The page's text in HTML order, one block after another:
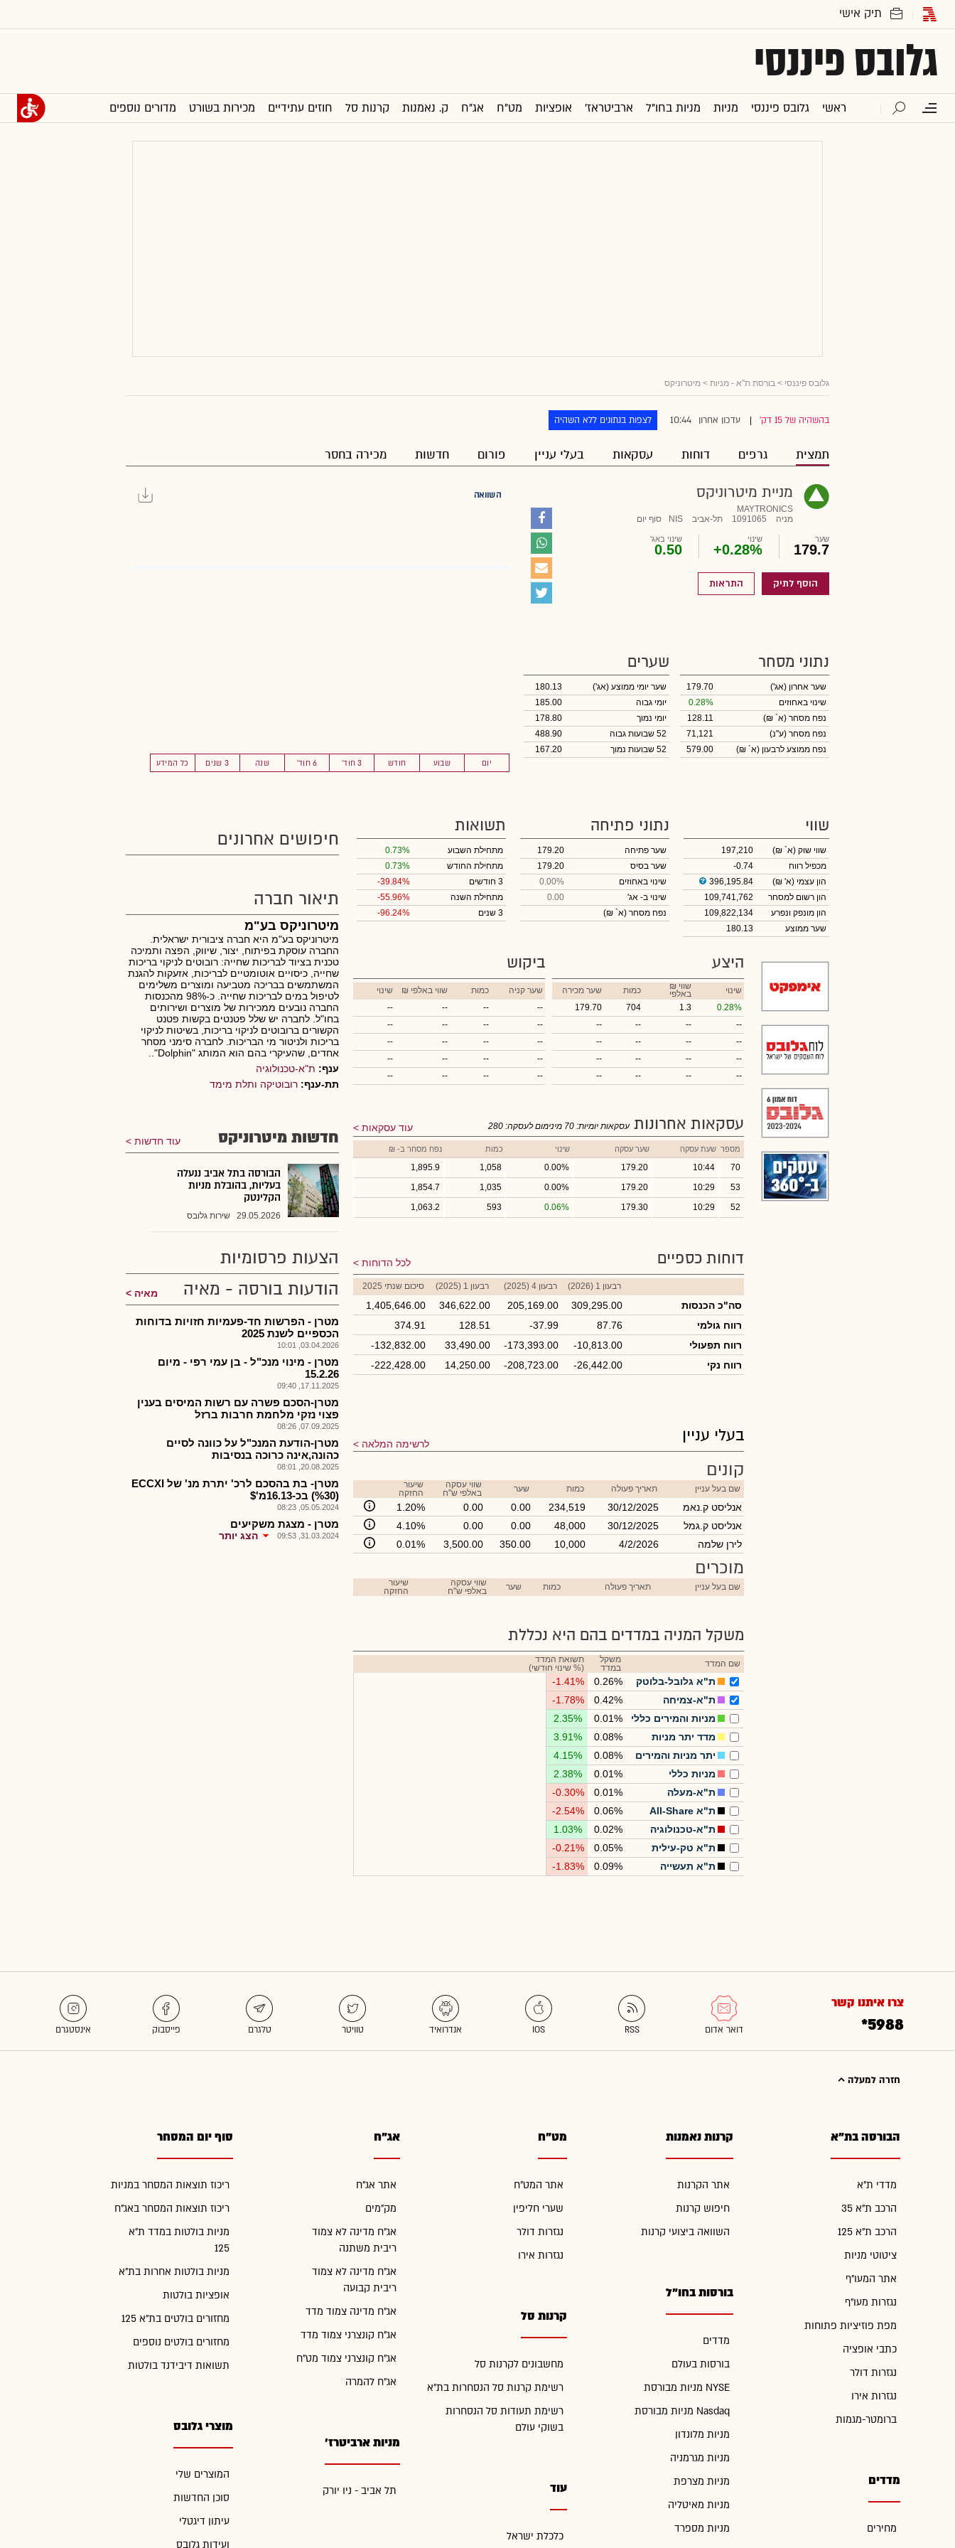
גלובס פיננסי
ראשי גלובס פיננסי מניות מניות בחו"ל ארביטראז' אופציות מט"ח אג"ח ק. נאמנות קרנות סל חוזים עתידיים מכירות בשורט מדורים נוספים
גלובס פיננסי > בורסת ת"א - מניות > מיטרוניקס
בהשהיה של 15 דק' עדכון אחרון 10:44 לצפות בנתונים ללא השהיה
תמצית גרפים דוחות עסקאות בעלי עניין פורום חדשות מכירה בחסר
מניית מיטרוניקס
MAYTRONICS
מניה
1091065 תל-אביב NIS סוף יום
שער
179.7
שינוי
+0.28%
שינוי באג'
0.50
הוסף לתיק התראות
השוואה
יום שבוע חודש 3 חוד' 6 חוד' שנה 3 שנים כל המידע
נתוני מסחר
שער אחרון (אג')
179.70
שינוי באחוזים
0.28%
נפח מסחר (א` ₪)
128.11
נפח מסחר (ע"נ)
71,121
נפח ממוצע לרבעון (א` ₪)
579.00
שערים
שער יומי ממוצע (אג')
180.13
יומי גבוה
185.00
יומי נמוך
178.80
52 שבועות גבוה
488.90
52 שבועות נמוך
167.20
שווי
שווי שוק (א` ₪)
197,210
מכפיל רווח
-0.74
הון עצמי (א' ₪)
396,195.84
הון רשום למסחר
109,741,762
הון מונפק ונפרע
109,822,134
שער ממוצע
180.13
נתוני פתיחה
שער פתיחה
179.20
שער בסיס
179.20
שינוי באחוזים
0.00%
שינוי ב- אג'
0.00
נפח מסחר (א` ₪)
תשואות
מתחילת השבוע
0.73%
מתחילת החודש
0.73%
3 חודשים
-39.84%
מתחילת השנה
-55.96%
3 שנים
-96.24%
היצע
שינוי ₪ שווי
באלפי כמות
שער מכירה
0.28%
1.3
704
179.70
--
--
--
--
--
--
--
--
--
--
--
--
--
--
--
--
ביקוש
שער קניה כמות ₪ שווי באלפי
שינוי
--
--
--
--
--
--
--
--
--
--
--
--
--
--
--
--
--
--
--
--
עסקאות אחרונות עוד עסקאות עסקאות יומיות: 70 מינימום לעסקה: 280
מספר שעת עסקה שער עסקה שינוי כמות נפח מסחר ב- ₪
70
10:44
179.20
0.00%
1,058
1,895.9
53
10:29
179.20
0.00%
1,035
1,854.7
52
10:29
179.30
0.06%
593
1,063.2
דוחות כספיים לכל הדוחות
רבעון 1 (2026) רבעון 4 (2025) רבעון 1 (2025) סיכום שנתי 2025
סה"כ הכנסות 309,295.00
205,169.00
346,622.00
1,405,646.00
רווח גולמי
87.76
-37.99
128.51
374.91
רווח תפעולי
-10,813.00
-173,393.00
33,490.00
-132,832.00
רווח נקי
-26,442.00
-208,723.00
14,250.00
-222,428.00
בעלי עניין לרשימה המלאה
קונים
שם בעל עניין תאריך פעולה כמות שער
שווי עסקה
באלפי ש"ח
שיעור
החזקה
אנליסט ק.נאמ 30/12/2025
234,519
0.00
0.00
1.20%
אנליסט ק.גמל
30/12/2025
48,000
0.00
0.00
4.10%
לירן שלמה
4/2/2026
10,000
350.00
3,500.00
0.01%
מוכרים
שם בעל עניין תאריך פעולה כמות שער
שווי עסקה
באלפי ש"ח
שיעור
החזקה
משקל המניה במדדים בהם היא נכללת
שם המדד
משקל
במדד
תשואת המדד
(% שינוי חודשי)
ת"א גלובל-בלוטק 0.26%
-1.41%
ת"א-צמיחה
0.42%
-1.78%
מניות והמירים כללי
0.01%
2.35%
מדד יתר מניות
0.08%
3.91%
יתר מניות והמירים
0.08%
4.15%
מניות כללי
0.01%
2.38%
ת"א-מעלה
0.01%
-0.30%
ת"א All-Share
0.06%
-2.54%
ת"א-טכנולוגיה
0.02%
1.03%
ת"א טק-עילית
0.05%
-0.21%
ת"א תעשייה
0.09%
-1.83%
חיפושים אחרונים
תיאור חברה
מיטרוניקס בע"מ
מיטרוניקס בע"מ היא חברה ציבורית ישראלית.
החברה עוסקת בפיתוח, יצור, שיווק, הפצה ותמיכה
טכנית בציוד לבריכות שחייה: רובוטים לניקוי בריכות
שחייה, כיסויים אוטומטיים לבריכות, אזעקות להגנת
המשתמשים בבריכה מטביעה ומוצרים משלימים
לטיפול במים לבריכות שחייה. כ-98% מהכנסות
החברה נובעים ממכירות של מוצרים ושירותים
בחו"ל. לחברה יש שלל פטנטים בקשות פטנט
הקשורים ברובוטים לניקוי בריכות, בשיטות לניקוי
בריכות ולניטור מי הבריכות. לחברה סימני מסחר
אחדים, שהעיקרי בהם הוא המותג "Dolphin"..
ענף: ת"א-טכנולוגיה
תת-ענף: רובוטיקה ותלת מימד
חדשות מיטרוניקס עוד חדשות
הבורסה בתל אביב ננעלה
בעליות, בהובלת מניות
הקלינטק
29.05.2026 שירות גלובס
הצעות פרסומיות
הודעות בורסה - מאיה
מאיה
מטרן - הפרשות חד-פעמיות חזויות בדוחות
הכספיים לשנת 2025
03.04.2026, 10:01
מטרן - מינוי מנכ"ל - בן עמי רפי - מיום
15.2.26
17.11.2025, 09:40
מטרן-הסכם פשרה עם רשות המיסים בענין
פצוי נזקי מלחמת חרבות ברזל
07.09.2025, 08:26
מטרן-הודעת המנכ"ל על כוונה לסיים
כהונה,אינה כרוכה בנסיבות
20.08.2025, 08:01
מטרן- בת בהסכם לרכ' יתרת מנ' של ECCXI
(%30) בכ-16.13מ'$
05.05.2024, 08:23
מטרן - מצגת משקיעים
31.03.2024, 09:53 הצג יותר
צרו איתנו קשר
*5988
חזרה למעלה
הבורסה בת"א
מדדי ת"א
הרכב ת"א 35
הרכב ת"א 125
ציטוטי מניות
אתר המעו"ף
נגזרות מעו"ף
מפת פוזיציות פתוחות
כתבי אופציה
נגזרות דולר
נגזרות אירו
ברומטר-מגמות
מדדים
מחירים
קרנות נאמנות
אתר הקרנות
חיפוש קרנות
השוואה ביצועי קרנות
בורסות בחו"ל
מדדים
בורסות בעולם
מניות מבורסת NYSE
מניות מבורסת Nasdaq
מניות מלונדון
מניות מגרמניה
מניות מצרפת
מניות מאיטליה
מניות מספרד
מט"ח
אתר המט"ח
שערי חליפין
נגזרות דולר
נגזרות אירו
קרנות סל
מחשבונים לקרנות סל
רשימת קרנות סל הנסחרות בת"א
רשימת תעודות סל הנסחרות
בשוקי עולם
עוד
כלכלת ישראל
אג"ח
אתר אג"ח
מק"מים
אג"ח מדינה לא צמוד
ריבית משתנה
אג"ח מדינה לא צמוד
ריבית קבועה
אג"ח מדינה צמוד מדד
אג"ח קונצרני צמוד מדד
אג"ח קונצרני צמוד מט"ח
אג"ח להמרה
מניות ארביטרז'
תל אביב - ניו יורק
סוף יום המסחר
ריכוז תוצאות המסחר במניות
ריכוז תוצאות המסחר באג"ח
מניות בולטות במדד ת"א
125
מניות בולטות אחרות בת"א
אופציות בולטות
מחזורים בולטים בת"א 125
מחזורים בולטים נוספים
תשואות דיבידנד בולטות
מוצרי גלובס
המוצרים שלי
סוכן החדשות
עיתון דיגטלי
ועידות גלובס